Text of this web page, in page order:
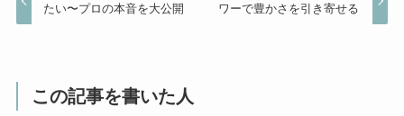
たい〜プロの本音を大公開
ワーで豊かさを引き寄せる
この記事を書いた人